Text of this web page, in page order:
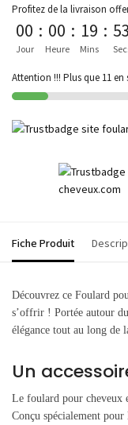
Profitez de la livraison
00
Jour
: 00
Heure
: 19
Mins
: 53
Attention !!! Plus que 11
Fiche Produit
Découvrez ce Foulard
s’offrir ! Portée autour
élégance tout au long de
Un
Le foulard pour cheveux
Conçu spécialement pour